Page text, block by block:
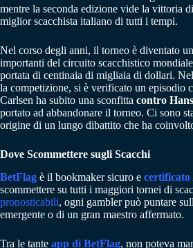
mentre la seconda edizione vide la vittoria di
miglior scacchista italiano di tutti i tempi.
Nel corso degli anni, il torneo è diventato
importanti del circuito scacchistico
portata di centinaia di migliaia di dollari.
la competizione, si è verificato un episodio
Carlsen ha subito una sconfitta contro
portato ad abbandonare il torneo. Ci sono
origine di un lungo dibattito che ha
Dove Scommettere sugli Scacchi
BetFlag è il bookmaker sicuro e
scommettere su tutti i maggiori tornei di
pronosticabili, ogni gambler può puntare
emergente o di un gran maestro affermato.
Tra le tante app di BetFlag, non poteva